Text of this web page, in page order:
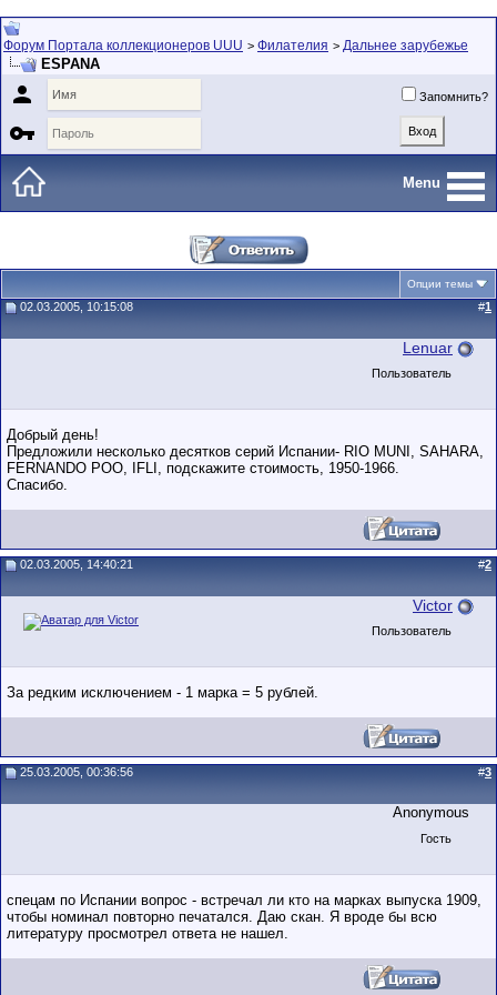
Форум Портала коллекционеров UUU > Филателия > Дальнее зарубежье
ESPANA
 Запомнить?

Menu
Опции темы
02.03.2005, 10:15:08 #1
Lenuar
Пользователь
Добрый день!
Предложили несколько десятков серий Испании- RIO MUNI, SAHARA,
FERNANDO POO, IFLI, подскажите стоимость, 1950-1966.
Спасибо.
02.03.2005, 14:40:21 #2
Victor
Пользователь
За редким исключением - 1 марка = 5 рублей.
25.03.2005, 00:36:56 #3
Anonymous
Гость
спецам по Испании вопрос - встречал ли кто на марках выпуска 1909,
чтобы номинал повторно печатался. Даю скан. Я вроде бы всю
литературу просмотрел ответа не нашел.